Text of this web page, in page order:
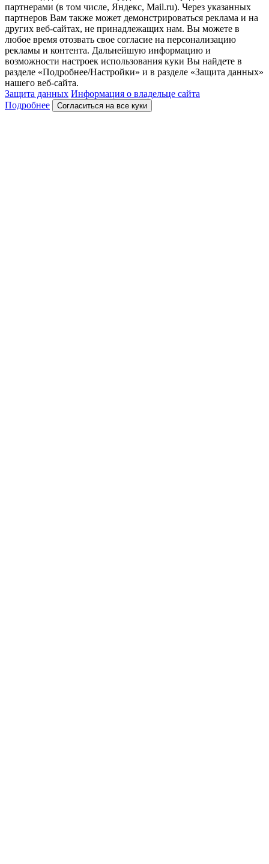
партнерами (в том числе, Яндекс, Mail.ru). Через указанных
партнеров Вам также может демонстрироваться реклама и на
других веб-сайтах, не принадлежащих нам. Вы можете в
любое время отозвать свое согласие на персонализацию
рекламы и контента. Дальнейшую информацию и
возможности настроек использования куки Вы найдете в
разделе «Подробнее/Настройки» и в разделе «Защита данных»
нашего веб-сайта.
Защита данных Информация о владельце сайта
Подробнее
Согласиться на все куки